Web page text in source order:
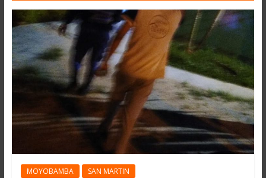
MOYOBAMBA SAN MARTIN